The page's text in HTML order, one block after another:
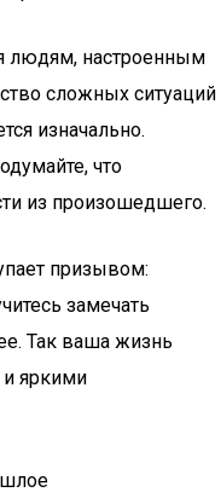
людям, настроенным
сложных ситуаций
изначально.
что
из произошедшего.
призывом:
замечать
Так ваша жизнь
и яркими